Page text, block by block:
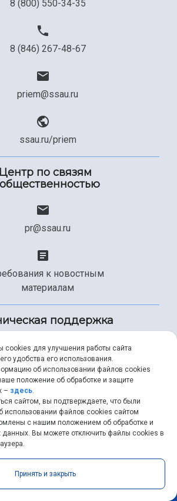
8 (800) 550-34-35
8 (846) 267-48-67
priem@ssau.ru
ssau.ru/priem
Центр по связям
pr@ssau.ru
к новостным
материалам
поддержка
+7 (846) 267-49-99
help@ssau.ru
© 2026 |ssau.ru
для улучшения работы сайта
удобства его использования.
об использовании файлов cookies
положение об обработке и защите
– здесь.
сайтом, вы подтверждаете, что были
использовании файлов cookies сайтом
с нашим положением об обработке и
данных. Вы можете отключить файлы cookies в
Принять и закрыть